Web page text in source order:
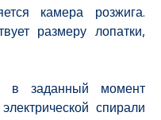
камера розжига.
размеру лопатки,
в заданный момент
спирали